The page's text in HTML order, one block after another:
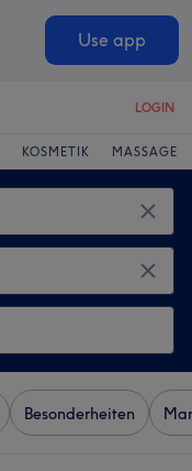
Use app
LOGIN
KOSMETIK MASSAGE
Besonderheiten